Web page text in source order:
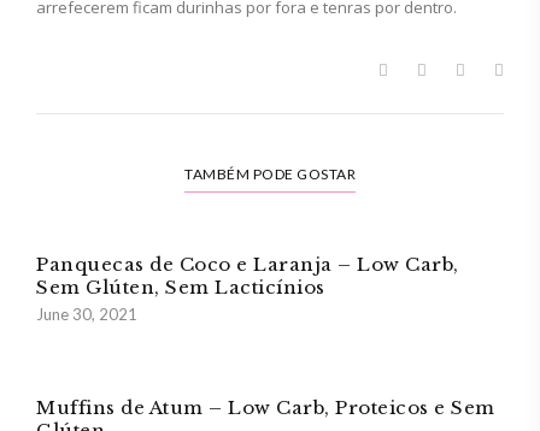
arrefecerem ficam durinhas por fora e tenras por dentro.
TAMBÉM PODE GOSTAR
Panquecas de Coco e Laranja – Low Carb,
Sem Glúten, Sem Lacticínios
June 30, 2021
Muffins de Atum – Low Carb, Proteicos e Sem